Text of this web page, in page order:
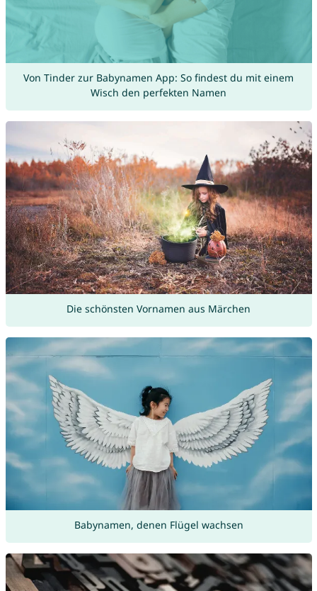
Von Tinder zur Babynamen App: So findest du mit einem
Wisch den perfekten Namen
Die schönsten Vornamen aus Märchen
Babynamen, denen Flügel wachsen